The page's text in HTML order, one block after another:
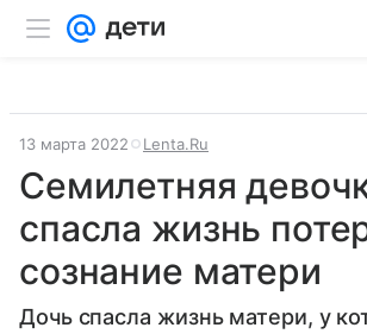
13 марта 2022 Lenta.Ru
Семилетняя
спасла жизнь
сознание матери
Дочь спасла жизнь матери, у